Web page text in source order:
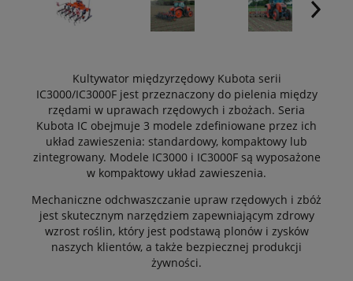
Kultywator międzyrzędowy Kubota serii
IC3000/IC3000F jest przeznaczony do pielenia między
rzędami w uprawach rzędowych i zbożach. Seria
Kubota IC obejmuje 3 modele zdefiniowane przez ich
układ zawieszenia: standardowy, kompaktowy lub
zintegrowany. Modele IC3000 i IC3000F są wyposażone
w kompaktowy układ zawieszenia.
Mechaniczne odchwaszczanie upraw rzędowych i zbóż
jest skutecznym narzędziem zapewniającym zdrowy
wzrost roślin, który jest podstawą plonów i zysków
naszych klientów, a także bezpiecznej produkcji
żywności.